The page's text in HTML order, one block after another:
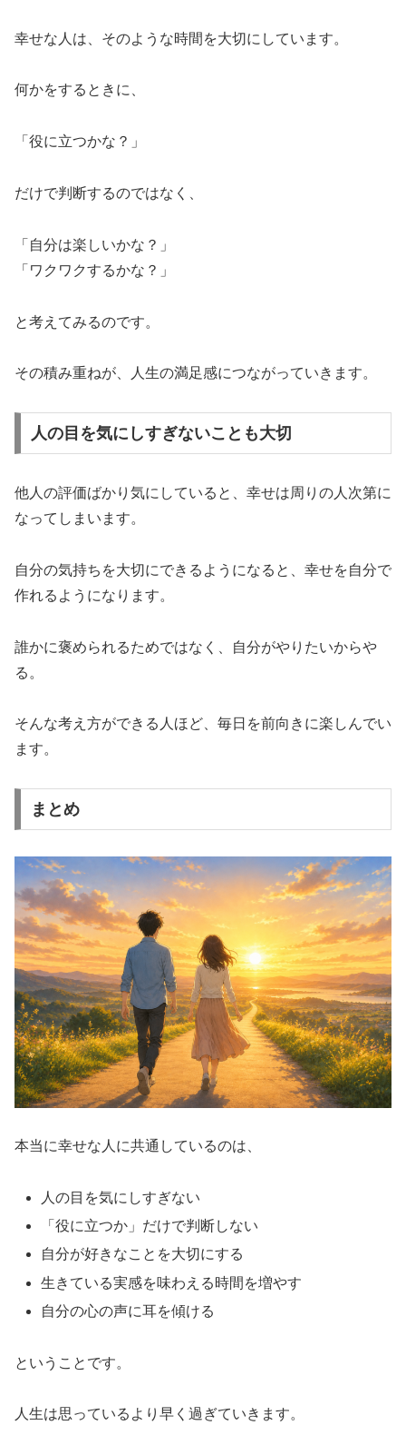
幸せな人は、そのような時間を大切にしています。
何かをするときに、
「役に立つかな？」
だけで判断するのではなく、
「自分は楽しいかな？」
「ワクワクするかな？」
と考えてみるのです。
その積み重ねが、人生の満足感につながっていきます。
人の目を気にしすぎないことも大切
他人の評価ばかり気にしていると、幸せは周りの人次第に
なってしまいます。
自分の気持ちを大切にできるようになると、幸せを自分で
作れるようになります。
誰かに褒められるためではなく、自分がやりたいからや
る。
そんな考え方ができる人ほど、毎日を前向きに楽しんでい
ます。
まとめ
本当に幸せな人に共通しているのは、
人の目を気にしすぎない
「役に立つか」だけで判断しない
自分が好きなことを大切にする
生きている実感を味わえる時間を増やす
自分の心の声に耳を傾ける
ということです。
人生は思っているより早く過ぎていきます。